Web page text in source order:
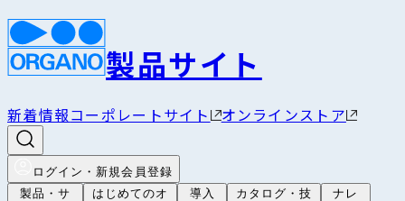
製品サイト
新着情報コーポレートサイト オンラインストア
ログイン・新規会員登録
製品・サ
はじめてのオ
導入
カタログ・技
ナレ